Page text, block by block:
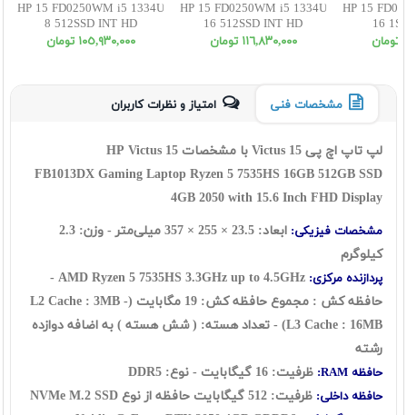
HP 15 FD0250WM i5 1334U
8 512SSD INT HD
١٠٥,٩٣٠,٠٠٠ تومان
HP 15 FD0250WM i5 1334U
16 512SSD INT HD
١١٦,٨٣٠,٠٠٠ تومان
HP 15
16
مشخصات فنی امتیاز و نظرات کاربران
لپ تاپ اچ پی Victus 15 با مشخصات HP Victus 15
FB1013DX Gaming Laptop Ryzen 5 7535HS 16GB 512GB SSD
4GB 2050 with 15.6 Inch FHD Display
مشخصات فیزیکی:
ابعاد: 23.5 × 255 × 357 میلی‌متر - وزن: 2.3
کیلوگرم
پردازنده مرکزی:
حافظه کش : مجموع حافظه کش: 19 مگابایت (L2 Cache : 3MB -
L3 Cache : 16MB) - تعداد هسته: ( شش هسته ) به اضافه دوازده
رشته
حافظه RAM: ظرفیت: 16 گیگابایت - نوع: DDR5
حافظه داخلی: ظرفیت: 512 گیگابایت حافظه از نوع NVMe M.2 SSD